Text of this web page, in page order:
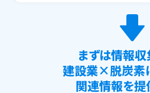
まずは情報収
建設業×脱炭素
関連情報を提